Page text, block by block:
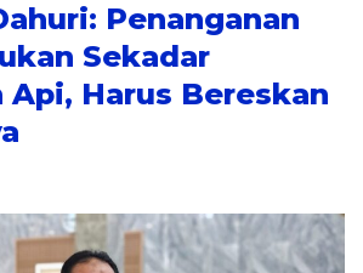
Penanganan
Sekadar
Api, Harus Bereskan